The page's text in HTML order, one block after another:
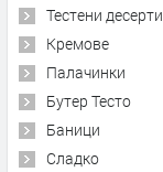
Тестени десерти
Кремове
Палачинки
Бутер Тесто
Баници
Сладко